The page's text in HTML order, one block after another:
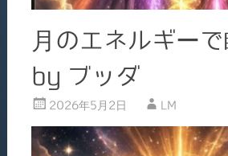
月のエネルギー
by ブッダ
2026年5月2日 LM